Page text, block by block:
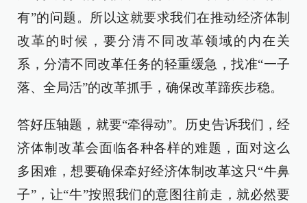
有”的问题。所以这就要求我们在推动经济体制
改革的时候，要分清不同改革领域的内在关
系，分清不同改革任务的轻重缓急，找准“一子
落、全局活”的改革抓手，确保改革蹄疾步稳。
答好压轴题，就要“牵得动”。历史告诉我们，经
济体制改革会面临各种各样的难题，面对这么
多困难，想要确保牵好经济体制改革这只“牛鼻
子”，让“牛”按照我们的意图往前走，就必然要